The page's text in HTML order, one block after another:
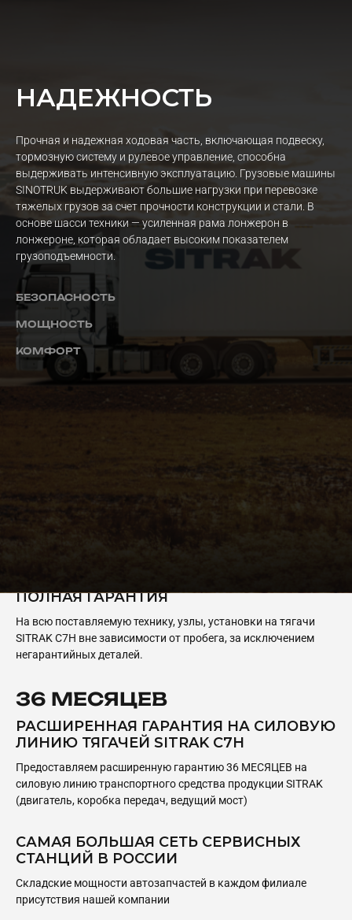
НАДЕЖНОСТЬ
Прочная и надежная ходовая часть, включающая подвеску,
тормозную систему и рулевое управление, способна
выдерживать интенсивную эксплуатацию. Грузовые машины
SINOTRUK выдерживают большие нагрузки при перевозке
тяжелых грузов за счет прочности конструкции и стали. В
основе шасси техники — усиленная рама лонжерон в
лонжероне, которая обладает высоким показателем
грузоподъемности.
БЕЗОПАСНОСТЬ
МОЩНОСТЬ
КОМФОРТ
ПОЛНАЯ ГАРАНТИЯ
На всю поставляемую технику, узлы, установки на тягачи
SITRAK C7H вне зависимости от пробега, за исключением
негарантийных деталей.
36 МЕСЯЦЕВ
РАСШИРЕННАЯ ГАРАНТИЯ НА СИЛОВУЮ
ЛИНИЮ ТЯГАЧЕЙ SITRAK C7H
Предоставляем расширенную гарантию 36 МЕСЯЦЕВ на
силовую линию транспортного средства продукции SITRAK
(двигатель, коробка передач, ведущий мост)
САМАЯ БОЛЬШАЯ СЕТЬ СЕРВИСНЫХ
СТАНЦИЙ В РОССИИ
Складские мощности автозапчастей в каждом филиале
присутствия нашей компании